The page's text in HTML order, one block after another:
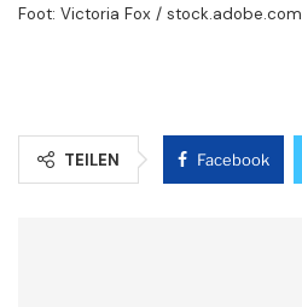
Foot: Victoria Fox / stock.adobe.com
TEILEN Facebook